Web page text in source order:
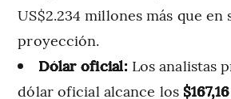
US$2.234 millones más que en
proyección.
Dólar oficial: Los analistas
dólar oficial alcance los